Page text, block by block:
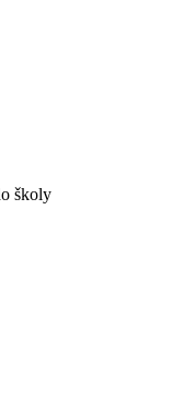
školy